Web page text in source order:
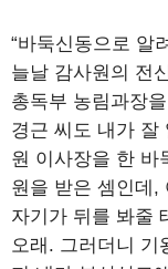
“바둑신동으로 알
늘날 감사원의 전
총독부 농림과장
경근 씨도 내가 잘
원 이사장을 한 바
원을 받은 셈인데,
자기가 뒤를 봐줄
오래. 그러더니 기